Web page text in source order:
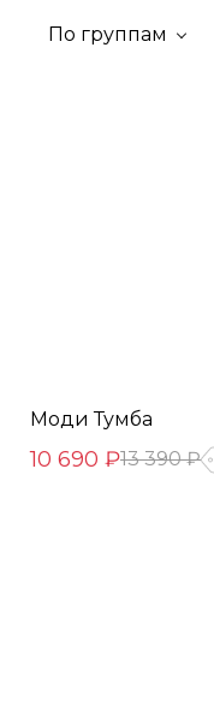
По группам
Моди Тумба
10 690 ₽13 390 ₽